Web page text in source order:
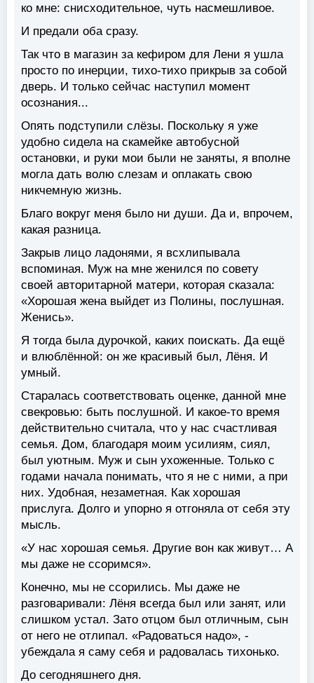
ко мне: снисходительное, чуть насмешливое.
И предали оба сразу.
Так что в магазин за кефиром для Лени я ушла
просто по инерции, тихо-тихо прикрыв за собой
дверь. И только сейчас наступил момент
осознания...
Опять подступили слёзы. Поскольку я уже
удобно сидела на скамейке автобусной
остановки, и руки мои были не заняты, я вполне
могла дать волю слезам и оплакать свою
никчемную жизнь.
Благо вокруг меня было ни души. Да и, впрочем,
какая разница.
Закрыв лицо ладонями, я всхлипывала
вспоминая. Муж на мне женился по совету
своей авторитарной матери, которая сказала:
«Хорошая жена выйдет из Полины, послушная.
Женись».
Я тогда была дурочкой, каких поискать. Да ещё
и влюблённой: он же красивый был, Лёня. И
умный.
Старалась соответствовать оценке, данной мне
свекровью: быть послушной. И какое-то время
действительно считала, что у нас счастливая
семья. Дом, благодаря моим усилиям, сиял,
был уютным. Муж и сын ухоженные. Только с
годами начала понимать, что я не с ними, а при
них. Удобная, незаметная. Как хорошая
прислуга. Долго и упорно я отгоняла от себя эту
мысль.
«У нас хорошая семья. Другие вон как живут… А
мы даже не ссоримся».
Конечно, мы не ссорились. Мы даже не
разговаривали: Лёня всегда был или занят, или
слишком устал. Зато отцом был отличным, сын
от него не отлипал. «Радоваться надо», -
убеждала я саму себя и радовалась тихонько.
До сегодняшнего дня.